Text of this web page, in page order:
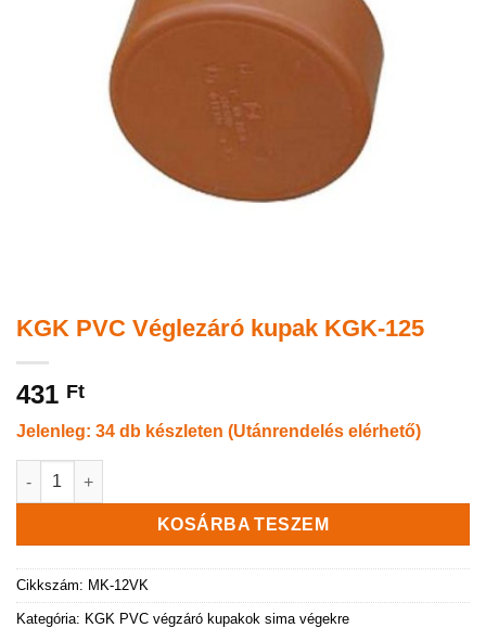
KGK PVC Véglezáró kupak KGK-125
431 Ft
Jelenleg: 34 db készleten (Utánrendelés elérhető)
KGK PVC Véglezáró kupak KGK-125 mennyiség
KOSÁRBA TESZEM
Cikkszám: MK-12VK
Kategória: KGK PVC végzáró kupakok sima végekre